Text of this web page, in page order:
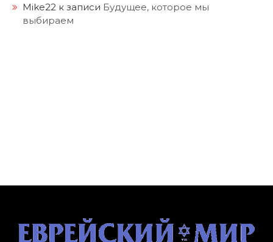
Mike22 к записи Будущее, которое мы
выбираем